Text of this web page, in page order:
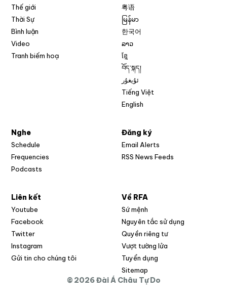
Thế giới
Thời Sự
Bình luận
Video
Tranh biếm hoạ
粤语
မြန်မာ
한국어
ລາວ
ខ្មែ
བོད་སྐད།
ئۇيغۇر
Tiếng Việt
English
Nghe
Schedule
Frequencies
Podcasts
Đăng ký
Email Alerts
RSS News Feeds
Liên kết
Youtube
Facebook
Twitter
Instagram
Gửi tin cho chúng tôi
Về RFA
Sứ mệnh
Nguyên tắc sử dụng
Quyền riêng tư
Vượt tường lửa
Tuyển dụng
Sitemap
© 2026 Đài Á Châu Tự Do